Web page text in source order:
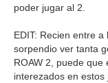
poder jugar al 2.
EDIT: Recien entre a
sorpendio ver tanta
ROAW 2, puede
interezados en